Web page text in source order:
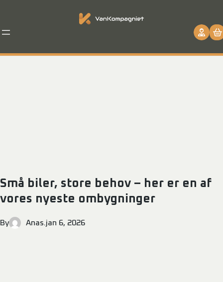
Små biler, store behov – her er en af
vores nyeste ombygninger
By Anas.jan 6, 2026